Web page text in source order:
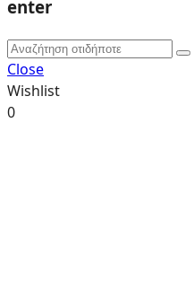
enter
Close
Wishlist
0